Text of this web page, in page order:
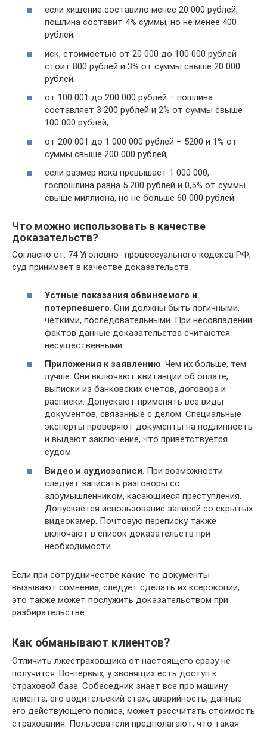
если хищение составило менее 20 000 рублей,
пошлина составит 4% суммы, но не менее 400
рублей;
иск, стоимостью от 20 000 до 100 000 рублей
стоит 800 рублей и 3% от суммы свыше 20 000
рублей;
от 100 001 до 200 000 рублей – пошлина
составляет 3 200 рублей и 2% от суммы свыше
100 000 рублей;
от 200 001 до 1 000 000 рублей – 5200 и 1% от
суммы свыше 200 000 рублей;
если размер иска превышает 1 000 000,
госпошлина равна 5 200 рублей и 0,5% от суммы
свыше миллиона, но не больше 60 000 рублей.
Что можно использовать в качестве
доказательств?
Согласно ст. 74 Уголовно- процессуального кодекса РФ,
суд принимает в качестве доказательств:
Устные показания обвиняемого и
потерпевшего . Они должны быть логичными,
четкими, последовательными. При несовпадении
фактов данные доказательства считаются
несущественными.
Приложения к заявлению. Чем их больше, тем
лучше. Они включают квитанции об оплате,
выписки из банковских счетов, договора и
расписки. Допускают применять все виды
документов, связанные с делом. Специальные
эксперты проверяют документы на подлинность
и выдают заключение, что приветствуется
судом.
Видео и аудиозаписи . При возможности
следует записать разговоры со
злоумышленником, касающиеся преступления.
Допускается использование записей со скрытых
видеокамер. Почтовую переписку также
включают в список доказательств при
необходимости.
Если при сотрудничестве какие-то документы
вызывают сомнение, следует сделать их ксерокопии,
это также может послужить доказательством при
разбирательстве.
Как обманывают клиентов?
Отличить лжестраховщика от настоящего сразу не
получится. Во-первых, у звонящих есть доступ к
страховой базе. Собеседник знает все про машину
клиента, его водительский стаж, аварийность, данные
его действующего полиса, может рассчитать стоимость
страхования. Пользователи предполагают, что такая